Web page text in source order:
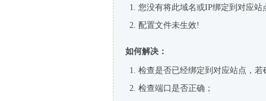
您没有将此域名或IP绑定到对应站
配置文件未生效!
如何解决：
检查是否已经绑定到对应站点，
检查端口是否正确；